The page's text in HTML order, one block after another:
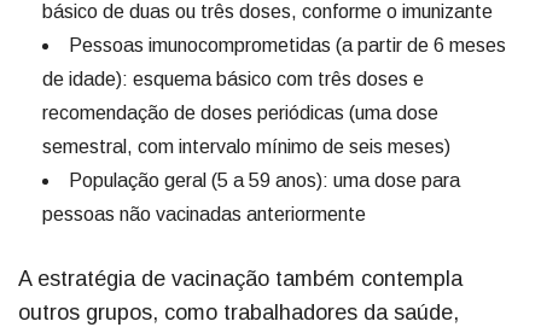
básico de duas ou três doses, conforme o imunizante
Pessoas imunocomprometidas (a partir de 6 meses
de idade): esquema básico com três doses e
recomendação de doses periódicas (uma dose
semestral, com intervalo mínimo de seis meses)
População geral (5 a 59 anos): uma dose para
pessoas não vacinadas anteriormente
A estratégia de vacinação também contempla
outros grupos, como trabalhadores da saúde,